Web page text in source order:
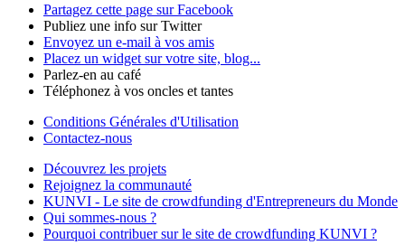
Partagez cette page sur Facebook
Publiez une info sur Twitter
Envoyez un e-mail à vos amis
Placez un widget sur votre site, blog...
Parlez-en au café
Téléphonez à vos oncles et tantes
Conditions Générales d'Utilisation
Contactez-nous
Découvrez les projets
Rejoignez la communauté
KUNVI - Le site de crowdfunding d'Entrepreneurs du Monde
Qui sommes-nous ?
Pourquoi contribuer sur le site de crowdfunding KUNVI ?